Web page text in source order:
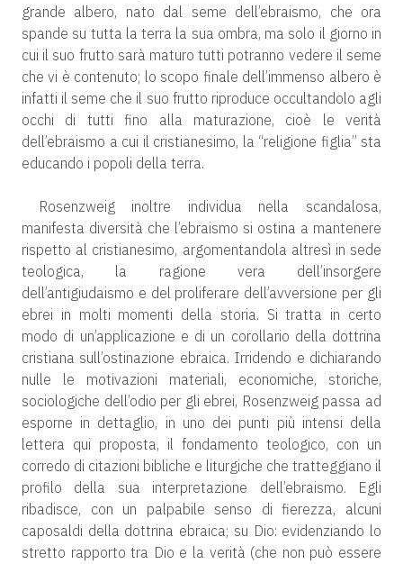
grande albero, nato dal seme dell’ebraismo, che ora
spande su tutta la terra la sua ombra, ma solo il giorno in
cui il suo frutto sarà maturo tutti potranno vedere il seme
che vi è contenuto; lo scopo finale dell’immenso albero è
infatti il seme che il suo frutto riproduce occultandolo agli
occhi di tutti fino alla maturazione, cioè le verità
dell’ebraismo a cui il cristianesimo, la “religione figlia” sta
educando i popoli della terra.
Rosenzweig inoltre individua nella scandalosa,
manifesta diversità che l’ebraismo si ostina a mantenere
rispetto al cristianesimo, argomentandola altresì in sede
teologica, la ragione vera dell’insorgere
dell’antigiudaismo e del proliferare dell’avversione per gli
ebrei in molti momenti della storia. Si tratta in certo
modo di un’applicazione e di un corollario della dottrina
cristiana sull’ostinazione ebraica. Irridendo e dichiarando
nulle le motivazioni materiali, economiche, storiche,
sociologiche dell’odio per gli ebrei, Rosenzweig passa ad
esporne in dettaglio, in uno dei punti più intensi della
lettera qui proposta, il fondamento teologico, con un
corredo di citazioni bibliche e liturgiche che tratteggiano il
profilo della sua interpretazione dell’ebraismo. Egli
ribadisce, con un palpabile senso di fierezza, alcuni
caposaldi della dottrina ebraica; su Dio: evidenziando lo
stretto rapporto tra Dio e la verità (che non può essere